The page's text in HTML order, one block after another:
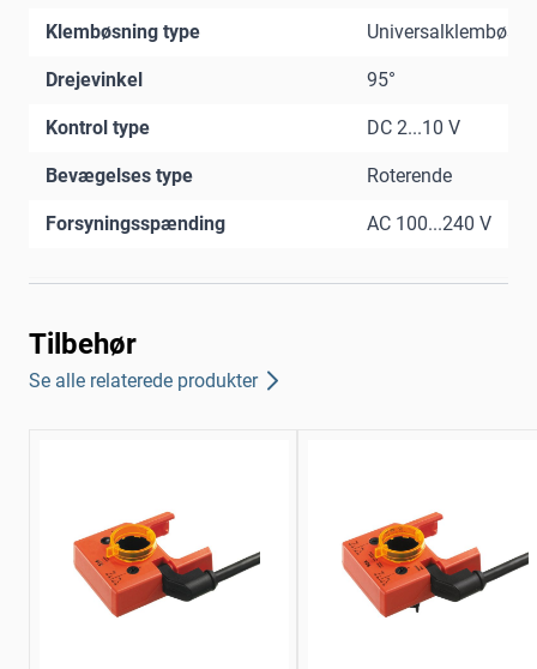
Klembøsning type
Drejevinkel 95°
Kontrol type DC 2...10 V
Bevægelses type Roterende
Forsyningsspænding AC 100...240 V
Tilbehør
Se alle relaterede produkter